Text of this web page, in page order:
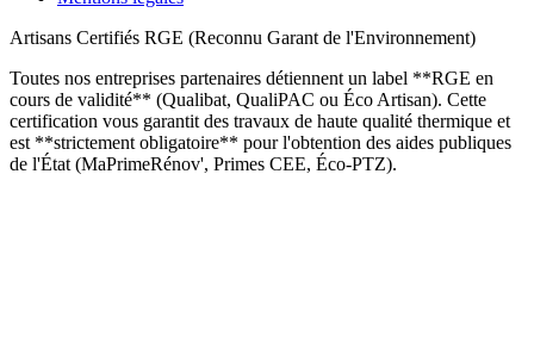
Artisans Certifiés RGE (Reconnu Garant de l'Environnement)
Toutes nos entreprises partenaires détiennent un label **RGE en
cours de validité** (Qualibat, QualiPAC ou Éco Artisan). Cette
certification vous garantit des travaux de haute qualité thermique et
est **strictement obligatoire** pour l'obtention des aides publiques
de l'État (MaPrimeRénov', Primes CEE, Éco-PTZ).